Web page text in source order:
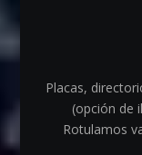
Placas,
(opción de
Rotulamos